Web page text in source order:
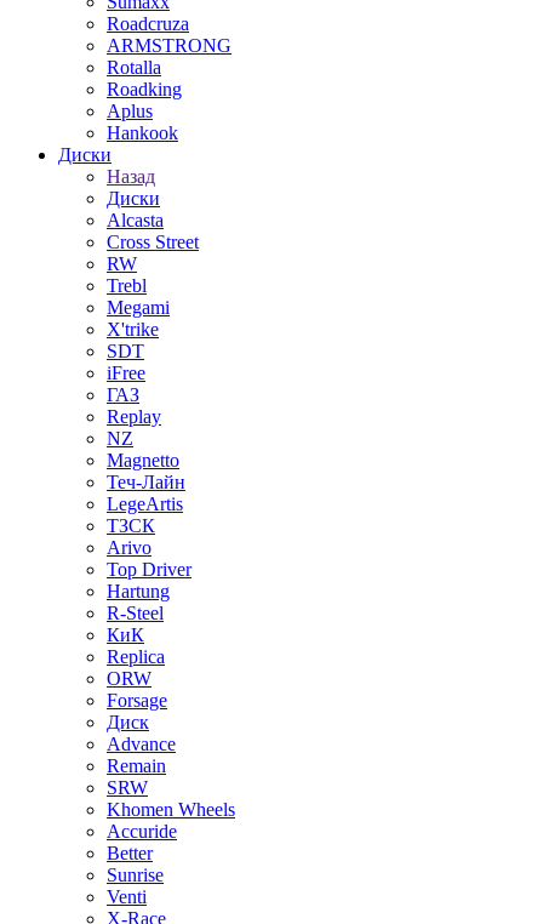
Roadcruza
ARMSTRONG
Rotalla
Roadking
Aplus
Hankook
Диски
Назад
Диски
Alcasta
Cross Street
RW
Trebl
Megami
X'trike
SDT
iFree
ГАЗ
Replay
NZ
Magnetto
Теч-Лайн
LegeArtis
ТЗСК
Arivo
Top Driver
Hartung
R-Steel
КиК
Replica
ORW
Forsage
Диск
Advance
Remain
SRW
Khomen Wheels
Accuride
Better
Sunrise
Venti
X-Race